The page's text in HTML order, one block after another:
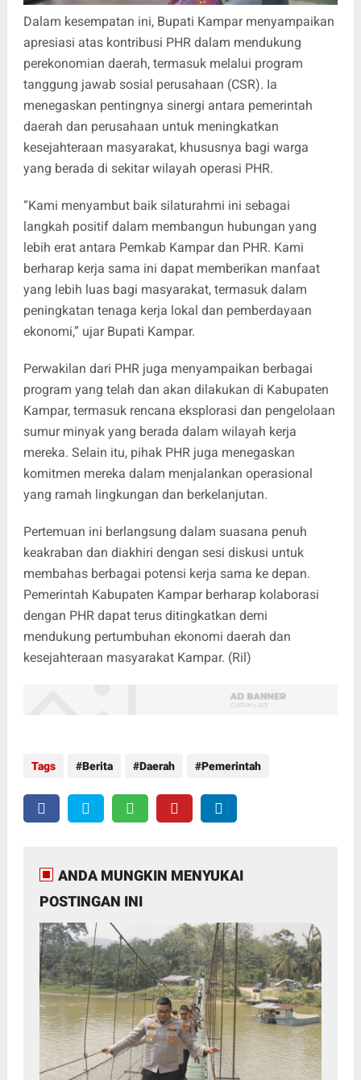
Dalam kesempatan ini, Bupati Kampar menyampaikan
apresiasi atas kontribusi PHR dalam mendukung
perekonomian daerah, termasuk melalui program
tanggung jawab sosial perusahaan (CSR). Ia
menegaskan pentingnya sinergi antara pemerintah
daerah dan perusahaan untuk meningkatkan
kesejahteraan masyarakat, khususnya bagi warga
yang berada di sekitar wilayah operasi PHR.
“Kami menyambut baik silaturahmi ini sebagai
langkah positif dalam membangun hubungan yang
lebih erat antara Pemkab Kampar dan PHR. Kami
berharap kerja sama ini dapat memberikan manfaat
yang lebih luas bagi masyarakat, termasuk dalam
peningkatan tenaga kerja lokal dan pemberdayaan
ekonomi,” ujar Bupati Kampar.
Perwakilan dari PHR juga menyampaikan berbagai
program yang telah dan akan dilakukan di Kabupaten
Kampar, termasuk rencana eksplorasi dan pengelolaan
sumur minyak yang berada dalam wilayah kerja
mereka. Selain itu, pihak PHR juga menegaskan
komitmen mereka dalam menjalankan operasional
yang ramah lingkungan dan berkelanjutan.
Pertemuan ini berlangsung dalam suasana penuh
keakraban dan diakhiri dengan sesi diskusi untuk
membahas berbagai potensi kerja sama ke depan.
Pemerintah Kabupaten Kampar berharap kolaborasi
dengan PHR dapat terus ditingkatkan demi
mendukung pertumbuhan ekonomi daerah dan
kesejahteraan masyarakat Kampar. (Ril)
Tags Berita Daerah Pemerintah
ANDA MUNGKIN MENYUKAI
POSTINGAN INI